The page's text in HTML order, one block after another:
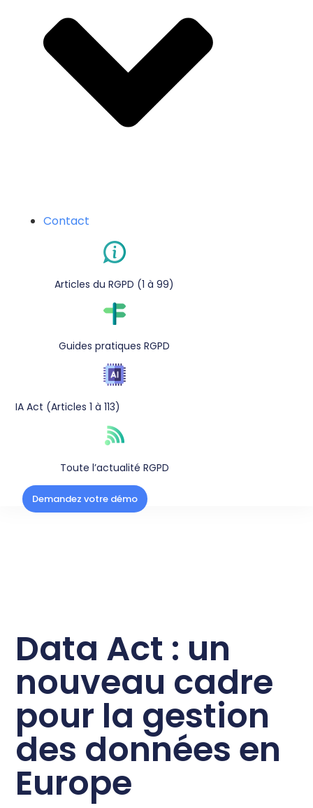
Contact
Articles du RGPD (1 à 99)
Guides pratiques RGPD
IA Act (Articles 1 à 113)
Toute l’actualité RGPD
Demandez votre démo
Data Act : un
nouveau cadre
pour la gestion
des données en
Europe